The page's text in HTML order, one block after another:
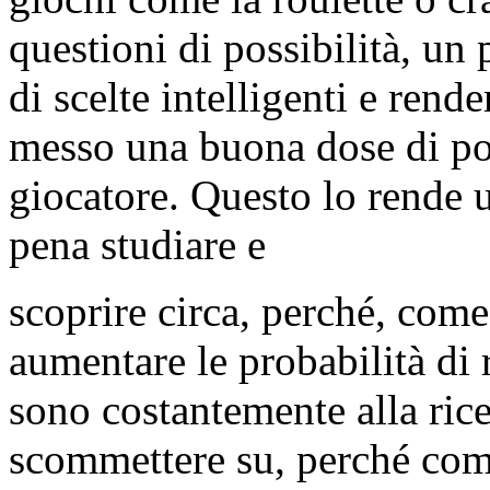
questioni di possibilità, un
di scelte intelligenti e
messo una buona dose di
giocatore. Questo lo rende
pena studiare e
scoprire circa, perché,
aumentare le probabilità
sono costantemente alla
scommettere su, perché